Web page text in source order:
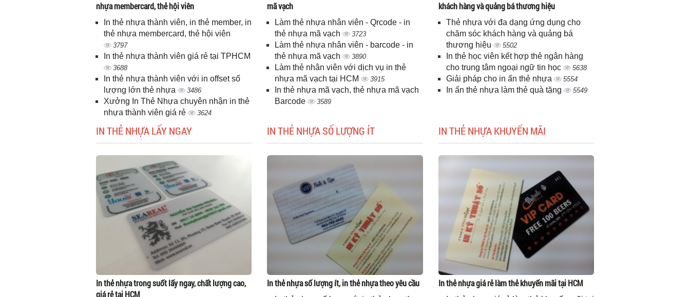
nhựa membercard, thẻ hội viên
In thẻ nhựa thành viên, in thẻ member, in
thẻ nhựa membercard, thẻ hội viên
3797
In thẻ nhựa thành viên giá rẻ tại TPHCM
3688
In thẻ nhựa thành viên với in offset số
lượng lớn thẻ nhựa
3486
Xưởng In Thẻ Nhựa chuyên nhận in thẻ
nhựa thành viên giá rẻ
3624
mã vạch
Làm thẻ nhựa nhân viên - Qrcode - in
thẻ nhựa mã vạch
3723
Làm thẻ nhựa nhân viên - barcode - in
thẻ nhựa mã vạch
3890
Làm thẻ nhân viên với dịch vụ in thẻ
nhựa mã vạch tại HCM
3915
In thẻ nhựa mã vạch, thẻ nhựa mã vạch
Barcode
3589
khách hàng và quảng bá thương hiệu
Thẻ nhựa với đa dạng ứng dụng cho
chăm sóc khách hàng và quảng bá
thương hiệu
5502
In thẻ học viên kết hợp thẻ ngân hàng
cho trung tâm ngoại ngữ tin học
5638
Giải pháp cho in ấn thẻ nhựa 5554
In ấn thẻ nhựa làm thẻ quà tặng 5549
IN THẺ NHỰA LẤY NGAY
In thẻ nhựa trong suốt lấy ngay, chất lượng cao,
giá rẻ tại HCM
IN THẺ NHỰA SỐ LƯỢNG ÍT
In thẻ nhựa số lượng ít, in thẻ nhựa theo yêu cầu
IN THẺ NHỰA KHUYẾN MÃI
In thẻ nhựa giá rẻ làm thẻ khuyến mãi tại HCM